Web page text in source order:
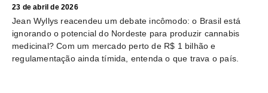
23 de abril de 2026
Jean Wyllys reacendeu um debate incômodo: o Brasil está
ignorando o potencial do Nordeste para produzir cannabis
medicinal? Com um mercado perto de R$ 1 bilhão e
regulamentação ainda tímida, entenda o que trava o país.